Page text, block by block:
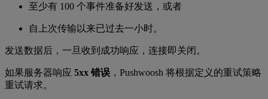
至少有 100 个事件准备好发送，或者
自上次传输以来已过去一小时。
发送数据后，一旦收到成功响应，连接即关闭。
如果服务器响应 5xx 错误 ，Pushwoosh 将根据定义的重试策略
重试请求。